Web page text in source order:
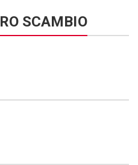
SCAMBIO